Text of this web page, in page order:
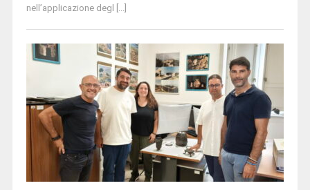
nell’applicazione degl [...]